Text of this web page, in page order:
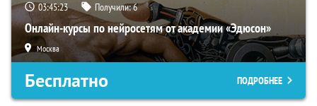
03:45:22 Получили:6
Онлайн-курсы по нейросетям от академии «Эдюсон»
Москва
Бесплатно ПОДРОБНЕЕ